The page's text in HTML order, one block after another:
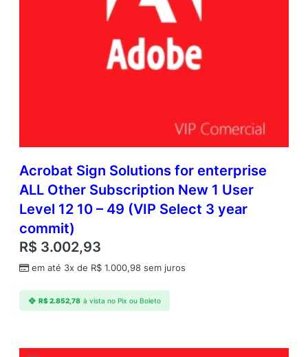
Acrobat Sign Solutions for enterprise
ALL Other Subscription New 1 User
Level 12 10 – 49 (VIP Select 3 year
commit)
R$ 3.002,93
em até 3x de R$ 1.000,98 sem juros
R$2.852,78 à vista no Pix ou Boleto